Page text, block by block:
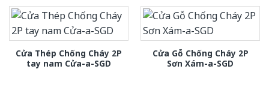
Cửa Thép Chống Cháy 2P
tay nam Cửa-a-SGD
Cửa Gỗ Chống Cháy 2P
Sơn Xám-a-SGD